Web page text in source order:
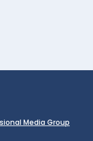
Media Group